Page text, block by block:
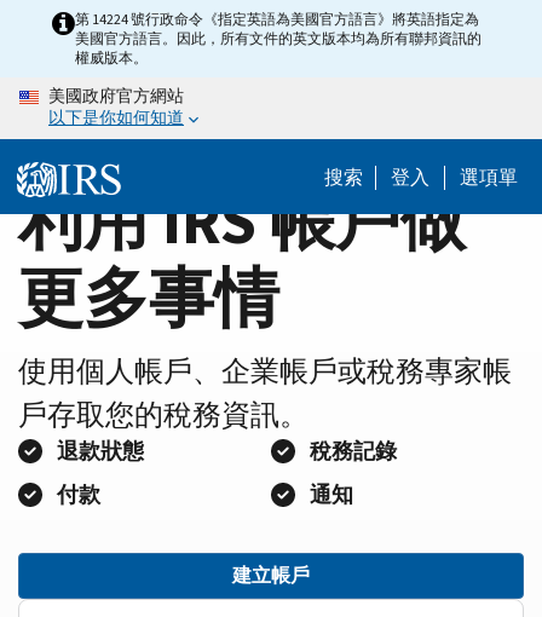
content
Home第 14224 號行政命令《指定英語為美國官方語言》將英語指定為
美國官方語言。因此，所有文件的英文版本均為所有聯邦資訊的
權威版本。
美國政府官方網站
以下是你如何知道
搜索 登入 選項單
利用 IRS 帳戶做
更多事情
使用個人帳戶、企業帳戶或稅務專家帳
戶存取您的稅務資訊。
退款狀態
稅務記錄
付款
通知
建立帳戶